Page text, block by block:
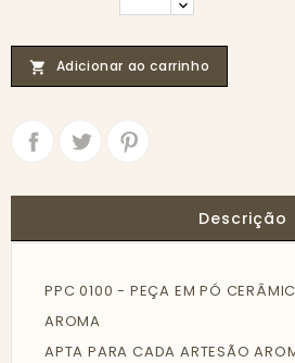
 Adicionar ao carrinho
Descrição
PPC 0100 - PEÇA EM PÓ CERÂMICO CRU - SEM
AROMA
APTA PARA CADA ARTESÃO